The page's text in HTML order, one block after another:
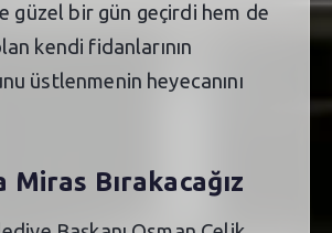
güzel bir gün geçirdi hem de
kendi fidanlarının
üstlenmenin heyecanını
Miras Bırakacağız